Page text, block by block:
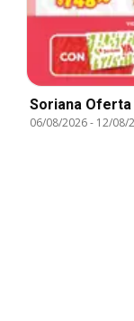
Soriana Oferta
06/08/2026- 12/08/